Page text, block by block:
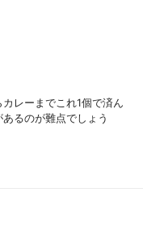
レーまでこれ1個で済ん
るのが難点でしょう